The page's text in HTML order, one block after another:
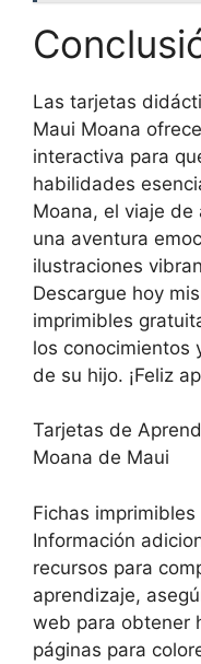
Las tarjetas
Maui Moana
interactiva para
habilidades
Moana, el viaje
una aventura
ilustraciones
Descargue hoy
imprimibles
los conocimientos
de su hijo. ¡Feliz
Tarjetas de
Moana de Maui
Fichas
Información
recursos para
aprendizaje,
web para obtener
páginas para